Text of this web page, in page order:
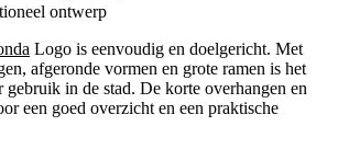
ontwerp
Logo is eenvoudig en doelgericht. Met
afgeronde vormen en grote ramen is het
in de stad. De korte overhangen en
een goed overzicht en een praktische